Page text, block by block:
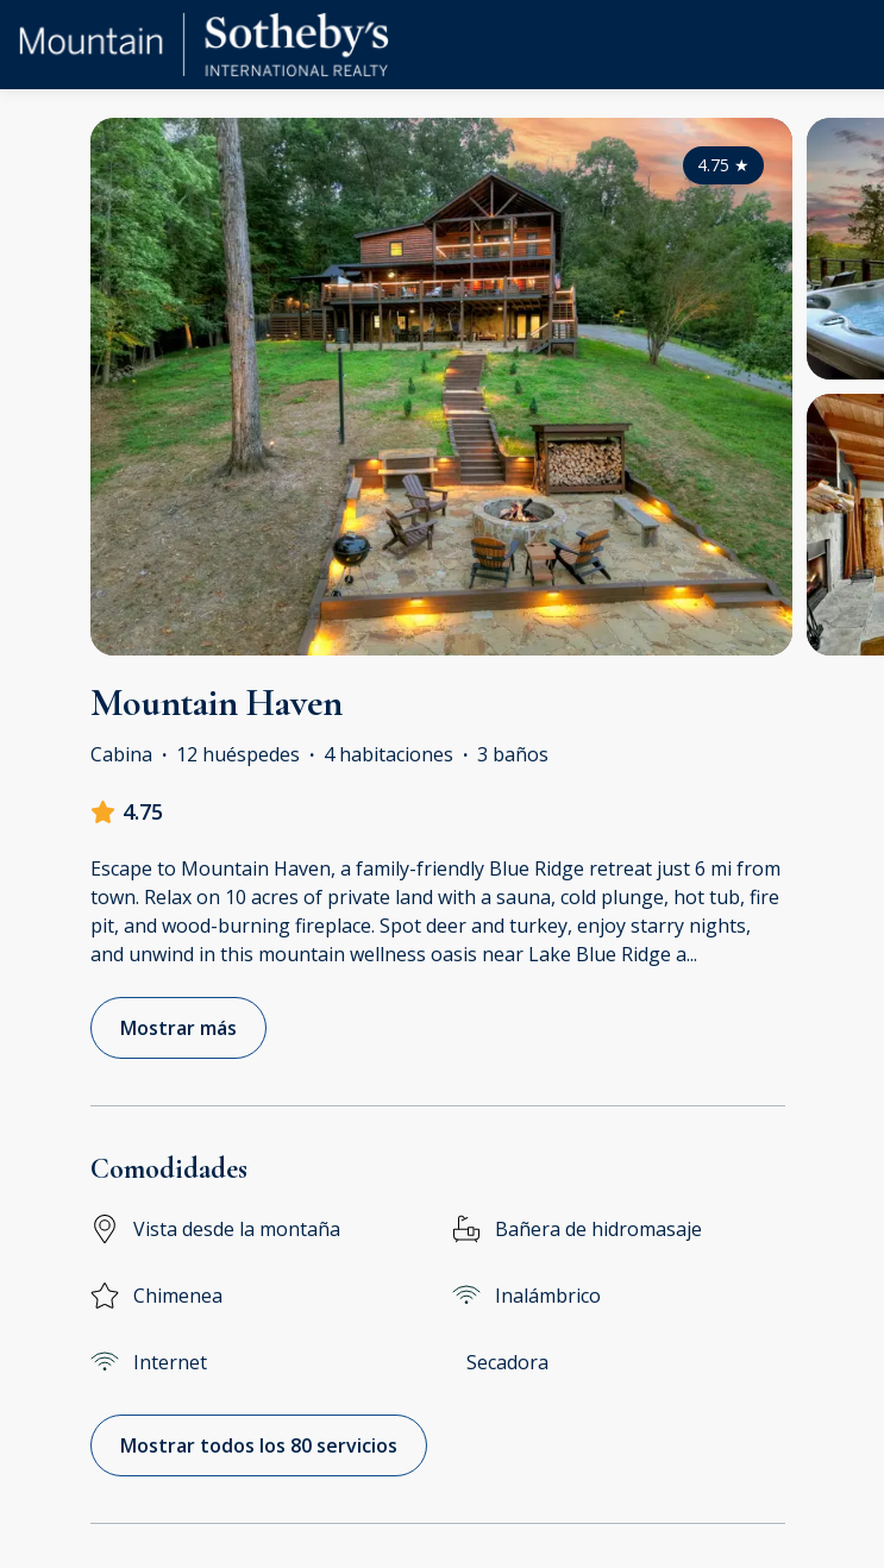
4.75 ★
Mountain Haven
Cabina · 12 huéspedes · 4 habitaciones · 3 baños
4.75
Escape to Mountain Haven, a family-friendly Blue Ridge retreat just 6 mi from
town. Relax on 10 acres of private land with a sauna, cold plunge, hot tub, fire
pit, and wood-burning fireplace. Spot deer and turkey, enjoy starry nights,
and unwind in this mountain wellness oasis near Lake Blue Ridge a...
Mostrar más
Comodidades
Vista desde la montaña Bañera de hidromasaje
Chimenea Inalámbrico
Internet Secadora
Mostrar todos los 80 servicios